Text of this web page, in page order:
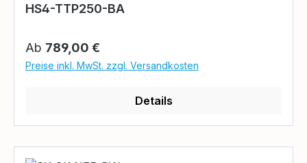
HS4-TTP250-BA
Regulärer Preis:
Ab 789,00 €
Preise inkl. MwSt. zzgl. Versandkosten
Details